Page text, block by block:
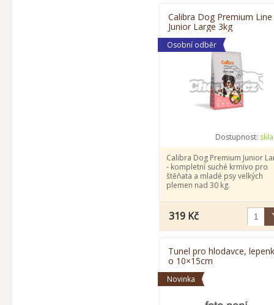
Calibra Dog Premium Line
Junior Large 3kg
Osobní odběr
Dostupnost:
Calibra Dog Premium Junior
- kompletní suché krmivo pro
štěňata a mladé psy velkých
plemen nad 30 kg.
319 Kč
Tunel pro hlodavce,
o 10×15cm
Novinka